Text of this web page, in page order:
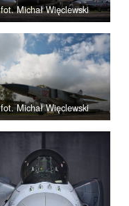
fot. Michał Więclewski
fot. Michał Więclewski